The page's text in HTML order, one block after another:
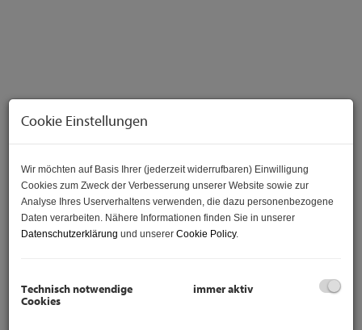
Beschreibung
Hier steht die befristet bis 29.2.2028 sanierte 3-Zimmer
Wohnung mit ca. 58 m² Wohnnutzfläche zum Kauf zur
Cookie Einstellungen
Wir möchten auf Basis Ihrer (jederzeit widerrufbaren) Einwilligung
Cookies zum Zweck der Verbesserung unserer Website sowie zur
Analyse Ihres Userverhaltens verwenden, die dazu personenbezogene
Daten verarbeiten. Nähere Informationen finden Sie in unserer
Datenschutzerklärung und unserer Cookie Policy.
Technisch notwendige
Cookies
immer aktiv